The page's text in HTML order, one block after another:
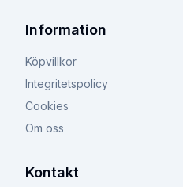
Information
Köpvillkor
Integritetspolicy
Cookies
Om oss
Kontakt